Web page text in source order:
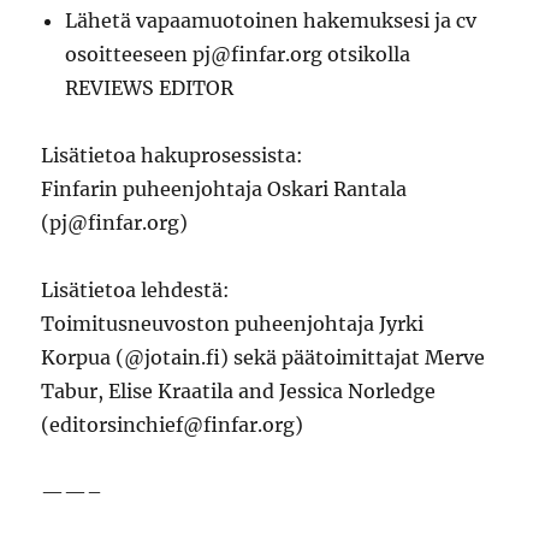
Lähetä vapaamuotoinen hakemuksesi ja cv
osoitteeseen pj@finfar.org otsikolla
REVIEWS EDITOR
Lisätietoa hakuprosessista:
Finfarin puheenjohtaja Oskari Rantala
(pj@finfar.org)
Lisätietoa lehdestä:
Toimitusneuvoston puheenjohtaja Jyrki
Korpua (@jotain.fi) sekä päätoimittajat Merve
Tabur, Elise Kraatila and Jessica Norledge
(editorsinchief@finfar.org)
——–